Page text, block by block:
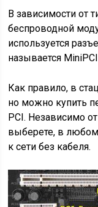
В зависимости от
беспроводной
используется
называется
Как правило, в
но можно купить
PCI. Независимо
выберете, в
к сети без кабеля.